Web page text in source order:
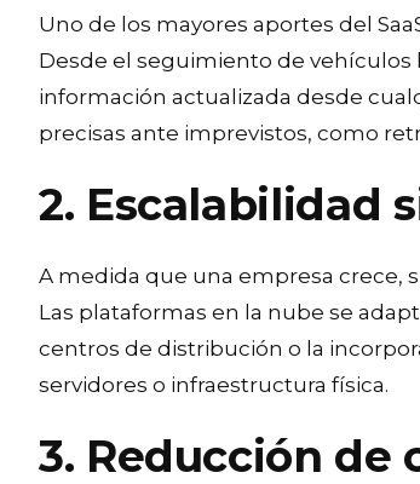
Uno de los mayores aportes del
Desde el seguimiento de vehículos
información actualizada desde
precisas ante imprevistos, como
2. Escalabilidad
A medida que una empresa crece,
Las plataformas en la nube se
centros de distribución o la
servidores o infraestructura física.
3. Reducción de